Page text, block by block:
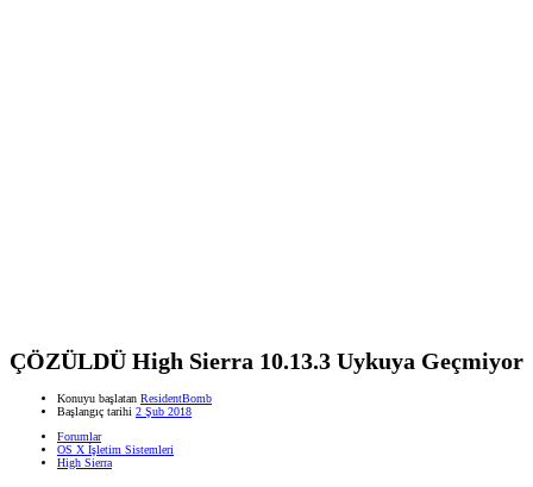
ÇÖZÜLDÜ High Sierra 10.13.3 Uykuya Geçmiyor
Konuyu başlatan ResidentBomb
Başlangıç tarihi 2 Şub 2018
Forumlar
OS X İşletim Sistemleri
High Sierra